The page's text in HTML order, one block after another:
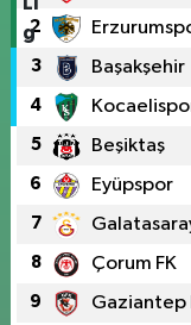
2
3 Başakşehir
4
5 Beşiktaş
6 Eyüpspor
7
8 Çorum FK
9 Gaziantep